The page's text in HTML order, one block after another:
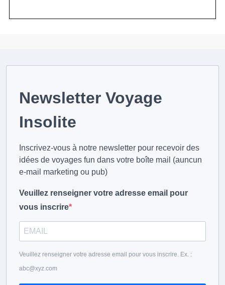
Newsletter Voyage
Insolite
Inscrivez-vous à notre newsletter pour recevoir des
idées de voyages fun dans votre boîte mail (auncun
e-mail marketing ou pub)
Veuillez renseigner votre adresse email pour
vous inscrire
Veuillez renseigner votre adresse email pour vous inscrire. Ex. :
abc@xyz.com